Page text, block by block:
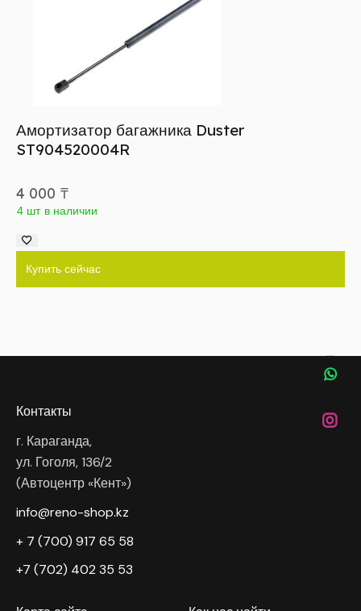
Амортизатор багажника Duster
ST904520004R
4 000 ₸
4 шт в наличии
Купить сейчас
Контакты
г. Караганда,
ул. Гоголя, 136/2
(Автоцентр «Кент»)
info@reno-shop.kz
+ 7 (700) 917 65 58
+7 (702) 402 35 53